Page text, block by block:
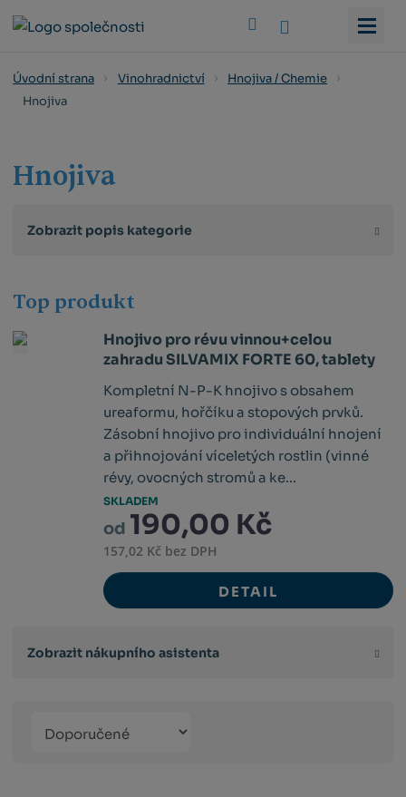
Úvodní strana Vinohradnictví
Hnojiva / Chemie
Hnojiva
Hnojiva
Zobrazit popis kategorie
Top produkt
Hnojivo pro révu vinnou+celou
zahradu SILVAMIX FORTE 60, tablety
Kompletní N-P-K hnojivo s obsahem
ureaformu, hořčíku a stopových prvků.
Zásobní hnojivo pro individuální hnojení
a přihnojování víceletých rostlin (vinné
révy, ovocných stromů a ke...
SKLADEM
od 190,00 Kč
157,02 Kč bez DPH
DETAIL
Zobrazit nákupního asistenta
produktů